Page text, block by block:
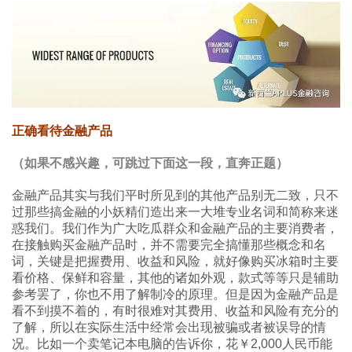
正确看待金融产品
（如果不感兴趣，可跳过下面这一段，直奔正题）
金融产品其实与我们平时所见到的其他产品别无二致，只不
过那些搞金融的小妖精们造出来一大堆专业名词和简称来迷
惑我们。我们作为广大吃瓜群众和金融产品的主要消费者，
在接触购买金融产品时，并不需要完全搞懂那些概念和名
词，关键是把握费用、收益和风险，就好像购买冰箱时主要
看价格、保鲜和容量，其他的诸如外观，款式等等只是辅助
参考罢了，你也不用了解制冷的原理。但是因为金融产品是
看不到摸不着的，有时很难对其费用、收益和风险有充分的
了解，所以在实际生活中经常会出现被骗或者被误导的情
况。比如一个卖笔记本电脑的告诉你，花￥2,000人民币能